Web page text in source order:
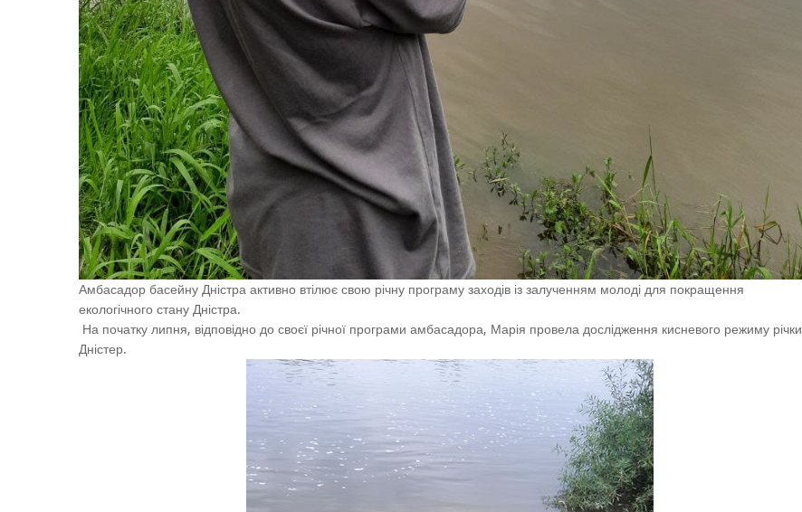
Амбасадор басейну Дністра активно втілює свою річну програму заходів із залученням молоді для покращення
екологічного стану Дністра.
На початку липня, відповідно до своєї річної програми амбасадора, Марія провела дослідження кисневого режиму річки
Дністер.